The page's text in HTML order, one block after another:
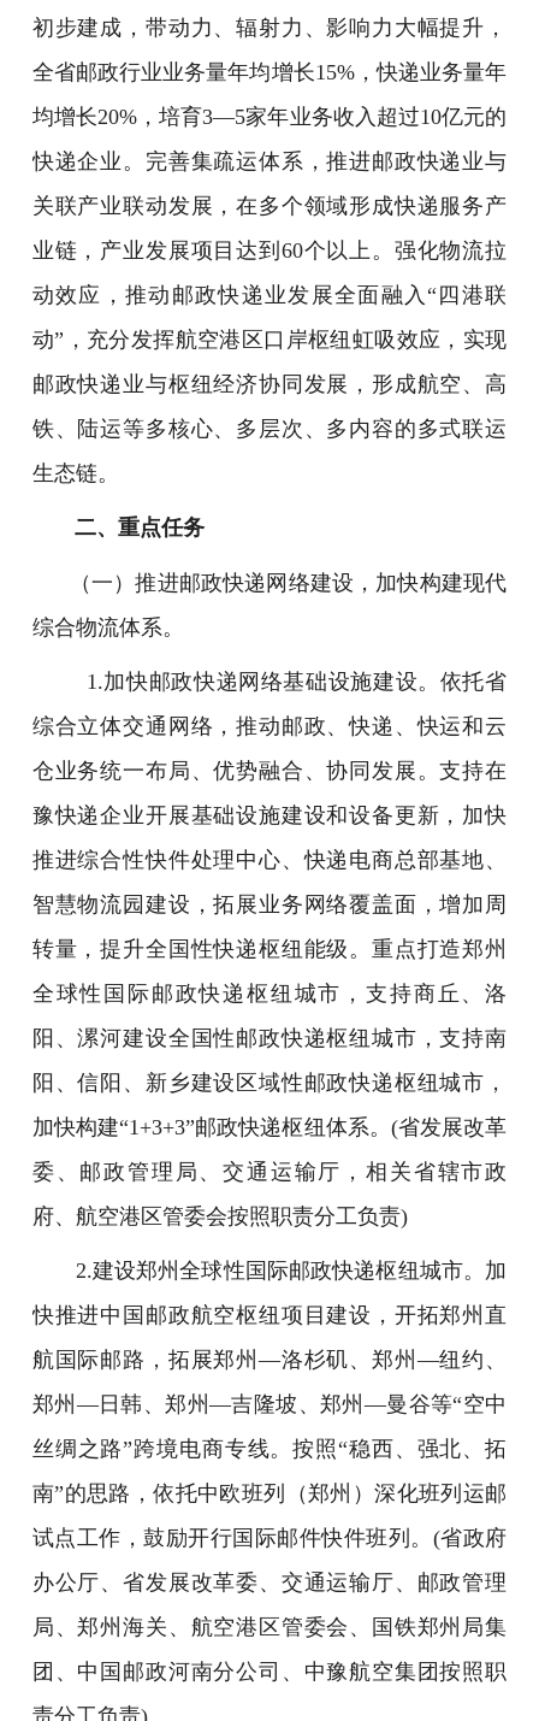
初步建成，带动力、辐射力、影响力大幅提升，
全省邮政行业业务量年均增长15%，快递业务量年
均增长20%，培育3—5家年业务收入超过10亿元的
快递企业。完善集疏运体系，推进邮政快递业与
关联产业联动发展，在多个领域形成快递服务产
业链，产业发展项目达到60个以上。强化物流拉
动效应，推动邮政快递业发展全面融入“四港联
动”，充分发挥航空港区口岸枢纽虹吸效应，实现
邮政快递业与枢纽经济协同发展，形成航空、高
铁、陆运等多核心、多层次、多内容的多式联运
生态链。
二、重点任务
（一）推进邮政快递网络建设，加快构建现代
综合物流体系。
1.加快邮政快递网络基础设施建设。依托省
综合立体交通网络，推动邮政、快递、快运和云
仓业务统一布局、优势融合、协同发展。支持在
豫快递企业开展基础设施建设和设备更新，加快
推进综合性快件处理中心、快递电商总部基地、
智慧物流园建设，拓展业务网络覆盖面，增加周
转量，提升全国性快递枢纽能级。重点打造郑州
全球性国际邮政快递枢纽城市，支持商丘、洛
阳、漯河建设全国性邮政快递枢纽城市，支持南
阳、信阳、新乡建设区域性邮政快递枢纽城市，
加快构建“1+3+3”邮政快递枢纽体系。(省发展改革
委、邮政管理局、交通运输厅，相关省辖市政
府、航空港区管委会按照职责分工负责)
2.建设郑州全球性国际邮政快递枢纽城市。加
快推进中国邮政航空枢纽项目建设，开拓郑州直
航国际邮路，拓展郑州—洛杉矶、郑州—纽约、
郑州—日韩、郑州—吉隆坡、郑州—曼谷等“空中
丝绸之路”跨境电商专线。按照“稳西、强北、拓
南”的思路，依托中欧班列（郑州）深化班列运邮
试点工作，鼓励开行国际邮件快件班列。(省政府
办公厅、省发展改革委、交通运输厅、邮政管理
局、郑州海关、航空港区管委会、国铁郑州局集
团、中国邮政河南分公司、中豫航空集团按照职